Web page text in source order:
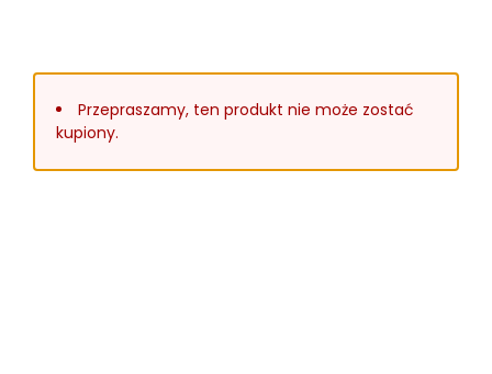
Przepraszamy, ten produkt nie może zostać
kupiony.